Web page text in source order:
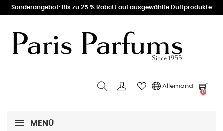
Sonderangebot: Bis zu 25 % Rabatt auf ausgewählte Duftprodukte
Allemand
0
MENÜ